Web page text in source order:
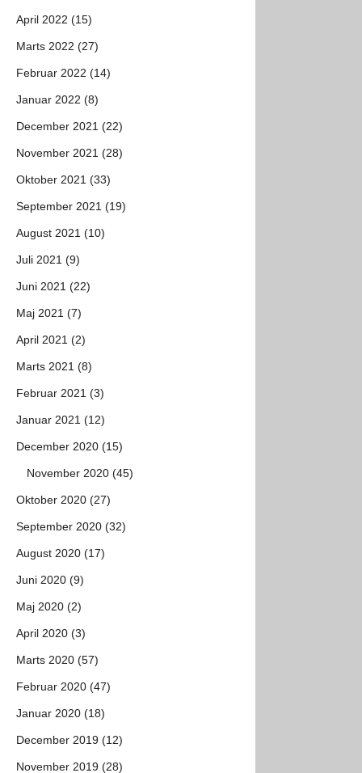
April 2022 (15)
Marts 2022 (27)
Februar 2022 (14)
Januar 2022 (8)
December 2021 (22)
November 2021 (28)
Oktober 2021 (33)
September 2021 (19)
August 2021 (10)
Juli 2021 (9)
Juni 2021 (22)
Maj 2021 (7)
April 2021 (2)
Marts 2021 (8)
Februar 2021 (3)
Januar 2021 (12)
December 2020 (15)
November 2020 (45)
Oktober 2020 (27)
September 2020 (32)
August 2020 (17)
Juni 2020 (9)
Maj 2020 (2)
April 2020 (3)
Marts 2020 (57)
Februar 2020 (47)
Januar 2020 (18)
December 2019 (12)
November 2019 (28)